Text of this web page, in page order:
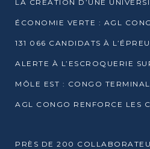
131 066 CANDIDATS À
PRÈS DE 200 COLLABORATEURS D’AGL CONGO EN